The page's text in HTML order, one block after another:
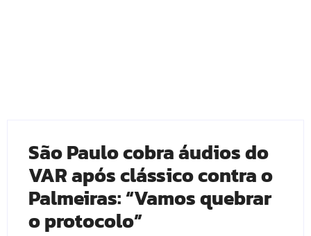
São Paulo cobra áudios do
VAR após clássico contra o
Palmeiras: “Vamos quebrar
o protocolo”